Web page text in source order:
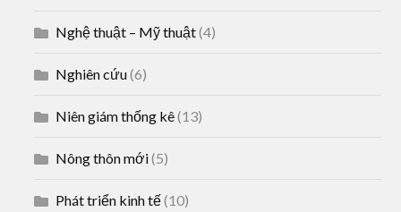
Nghệ thuật – Mỹ thuật(4)
Nghiên cứu(6)
Niên giám thống kê(13)
Nông thôn mới(5)
Phát triển kinh tế(10)